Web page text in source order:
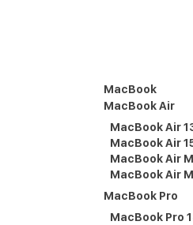
MacBook
MacBook Air
MacBook Air
MacBook Air
MacBook Air
MacBook Air
MacBook Pro
MacBook Pro